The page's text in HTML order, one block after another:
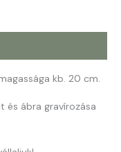
kb. 20 cm.
és ábra gravírozása